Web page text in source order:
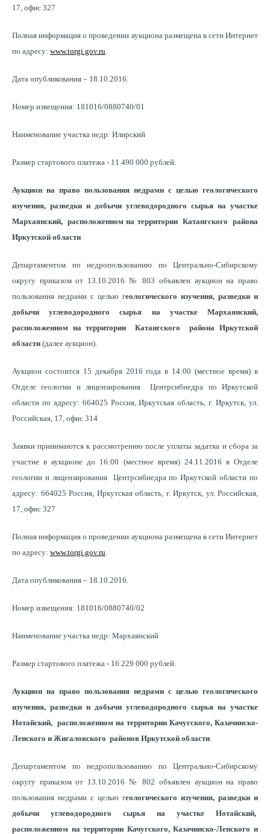
17, офис 327
Полная информация о проведении аукциона размещена в сети Интернет
по адресу: www.torgi.gov.ru
Дата опубликования – 18.10.2016.
Номер извещения: 181016/0880740/01
Наименование участка недр: Илирский
Размер стартового платежа - 11 490 000 рублей.
Аукцион на право пользования недрами с целью геологического
изучения, разведки и добычи углеводородного сырья на участке
Мархаянский, расположенном на территории Катангского района
Иркутской области
Департаментом по недропользованию по Центрально-Сибирскому
округу приказом от 13.10.2016 № 803 объявлен аукцион на право
пользования недрами с целью геологического изучения, разведки и
добычи углеводородного сырья на участке Мархаянский,
расположенном на территории Катангского района Иркутской
области (далее аукцион).
Аукцион состоится 15 декабря 2016 года в 14:00 (местное время) в
Отделе геологии и лицензирования Центрсибнедра по Иркутской
области по адресу: 664025 Россия, Иркутская область, г. Иркутск, ул.
Российская, 17, офис 314
Заявки принимаются к рассмотрению после уплаты задатка и сбора за
участие в аукционе до 16:00 (местное время) 24.11.2016 в Отделе
геологии и лицензирования Центрсибнедра по Иркутской области по
адресу: 664025 Россия, Иркутская область, г. Иркутск, ул. Российская,
17, офис 327
Полная информация о проведении аукциона размещена в сети Интернет
по адресу: www.torgi.gov.ru
Дата опубликования – 18.10.2016.
Номер извещения: 181016/0880740/02
Наименование участка недр: Мархаянский
Размер стартового платежа - 16 229 000 рублей.
Аукцион на право пользования недрами с целью геологического
изучения, разведки и добычи углеводородного сырья на участке
Нотайский, расположенном на территории Качугского, Казачинско-
Ленского и Жигаловского районов Иркутской области
Департаментом по недропользованию по Центрально-Сибирскому
округу приказом от 13.10.2016 № 802 объявлен аукцион на право
пользования недрами с целью геологического изучения, разведки и
добычи углеводородного сырья на участке Нотайский,
расположенном на территории Качугского, Казачинско-Ленского и